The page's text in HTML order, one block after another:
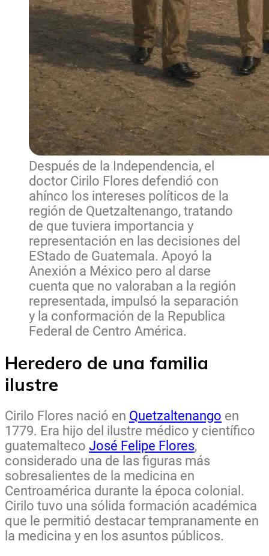
Después de la Independencia, el
doctor Cirilo Flores defendió con
ahínco los intereses políticos de la
región de Quetzaltenango, tratando
de que tuviera importancia y
representación en las decisiones del
EStado de Guatemala. Apoyó la
Anexión a México pero al darse
cuenta que no valoraban a la región
representada, impulsó la separación
y la conformación de la Republica
Federal de Centro América.
Heredero de una familia
ilustre
Cirilo Flores nació en Quetzaltenango en
1779. Era hijo del ilustre médico y científico
guatemalteco José Felipe Flores,
considerado una de las figuras más
sobresalientes de la medicina en
Centroamérica durante la época colonial.
Cirilo tuvo una sólida formación académica
que le permitió destacar tempranamente en
la medicina y en los asuntos públicos.